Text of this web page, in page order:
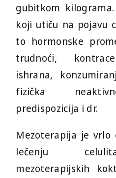
gubitkom
koji utiču na pojavu
to hormonske
trudnoći,
ishrana,
fizička
predispozicija i dr.
Mezoterapija je vrlo
lečenju
mezoterapijskih